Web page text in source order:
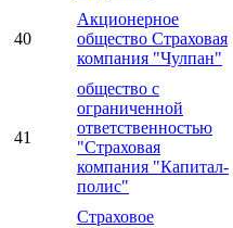
40
Акционерное
общество Страховая
компания "Чулпан"
41
общество с
ограниченной
ответственностью
"Страховая
компания "Капитал-
полис"
Страховое